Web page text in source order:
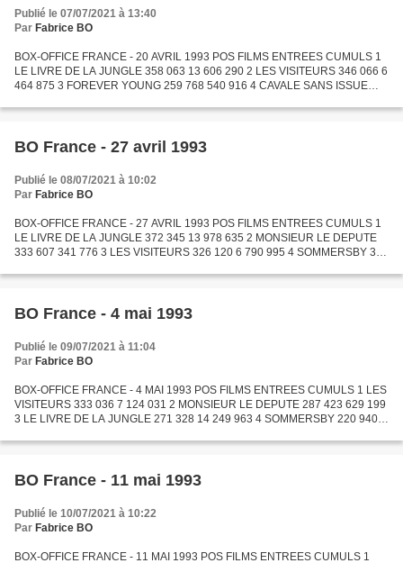
Publié le 07/07/2021 à 13:40
Par Fabrice BO
BOX-OFFICE FRANCE - 20 AVRIL 1993 POS FILMS ENTREES CUMULS 1
LE LIVRE DE LA JUNGLE 358 063 13 606 290 2 LES VISITEURS 346 066 6
464 875 3 FOREVER YOUNG 259 768 540 916 4 CAVALE SANS ISSUE
BO France - 27 avril 1993
Publié le 08/07/2021 à 10:02
Par Fabrice BO
BOX-OFFICE FRANCE - 27 AVRIL 1993 POS FILMS ENTREES CUMULS 1
LE LIVRE DE LA JUNGLE 372 345 13 978 635 2 MONSIEUR LE DEPUTE
333 607 341 776 3 LES VISITEURS 326 120 6 790 995 4 SOMMERSBY 300
ISSUE...
BO France - 4 mai 1993
Publié le 09/07/2021 à 11:04
Par Fabrice BO
BOX-OFFICE FRANCE - 4 MAI 1993 POS FILMS ENTREES CUMULS 1 LES
VISITEURS 333 036 7 124 031 2 MONSIEUR LE DEPUTE 287 423 629 199
3 LE LIVRE DE LA JUNGLE 271 328 14 249 963 4 SOMMERSBY 220 940
BO France - 11 mai 1993
Publié le 10/07/2021 à 10:22
Par Fabrice BO
BOX-OFFICE FRANCE - 11 MAI 1993 POS FILMS ENTREES CUMULS 1